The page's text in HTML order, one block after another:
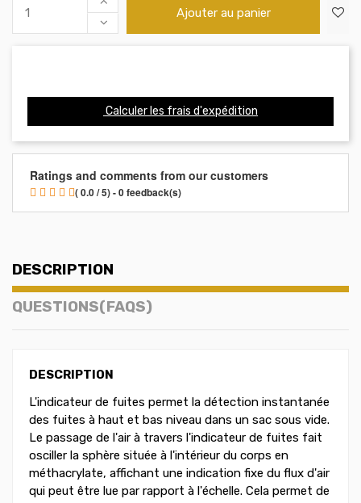
Ajouter au panier
Calculer les frais d'expédition
Ratings and comments from our customers
( 0.0 / 5) - 0 feedback(s)
DESCRIPTION
QUESTIONS(FAQS)
DESCRIPTION
L'indicateur de fuites permet la détection instantanée
des fuites à haut et bas niveau dans un sac sous vide.
Le passage de l'air à travers l'indicateur de fuites fait
osciller la sphère située à l'intérieur du corps en
méthacrylate, affichant une indication fixe du flux d'air
qui peut être lue par rapport à l'échelle. Cela permet de